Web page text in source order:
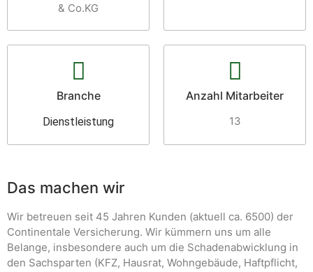
& Co.KG
Branche
Dienstleistung
Anzahl Mitarbeiter
13
Das machen wir
Wir betreuen seit 45 Jahren Kunden (aktuell ca. 6500) der
Continentale Versicherung. Wir kümmern uns um alle
Belange, insbesondere auch um die Schadenabwicklung in
den Sachsparten (KFZ, Hausrat, Wohngebäude, Haftpflicht,